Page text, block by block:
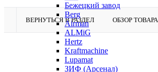
Бежецкий завод
Berg
Airman
ALMiG
Hertz
Kraftmachine
Lupamat
ЗИФ (Арсенал)
ВЕРНУТЬСЯ В РАЗДЕЛ ОБЗОР ТОВАРА